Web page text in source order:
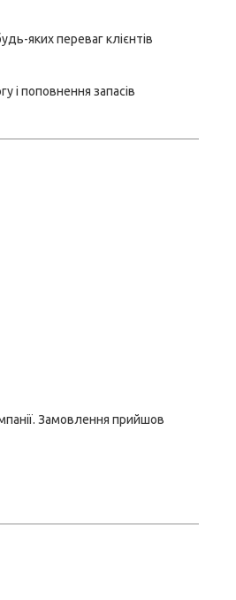
яких переваг клієнтів
і поповнення запасів
Замовлення прийшов